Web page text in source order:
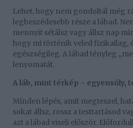
Lehet, hogy nem gondoltál még
legbeszédesebb része a lábad.
mennyit sétálsz vagy állsz nap
hogy mi történik veled fizikailag,
egészségileg. A lábad tényleg
lenyomatát.
A láb, mint térkép – egyensúly,
Minden lépés, amit megteszel,
sokat állsz, rossz a testtartásod
azt a lábad viseli először.